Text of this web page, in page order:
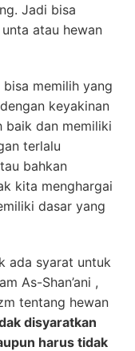
Jadi bisa
atau hewan
memilih yang
keyakinan
baik dan memiliki
terlalu
bahkan
kita menghargai
dasar yang
ada syarat untuk
As-Shan’ani ,
tentang hewan
disyaratkan
harus tidak